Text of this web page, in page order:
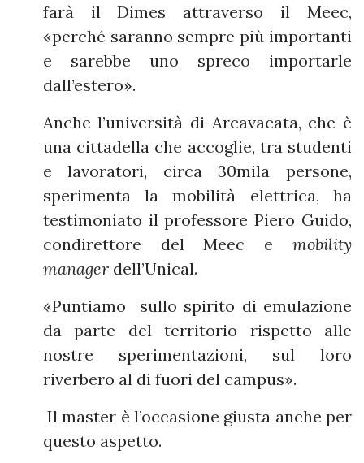
farà il Dimes attraverso il Meec,
«perché saranno sempre più importanti
e sarebbe uno spreco importarle
dall’estero».
Anche l’università di Arcavacata, che è
una cittadella che accoglie, tra studenti
e lavoratori, circa 30mila persone,
sperimenta la mobilità elettrica, ha
testimoniato il professore Piero Guido,
condirettore del Meec e mobility
managerdell’Unical.
«Puntiamo sullo spirito di emulazione
da parte del territorio rispetto alle
nostre sperimentazioni, sul loro
riverbero al di fuori del campus».
Il master è l’occasione giusta anche per
questo aspetto.